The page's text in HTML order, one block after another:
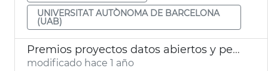
UNIVERSITAT AUTÒNOMA DE BARCELONA
(UAB)
Premios proyectos datos abiertos y periodismo datos València 2025
modificado hace 1 año